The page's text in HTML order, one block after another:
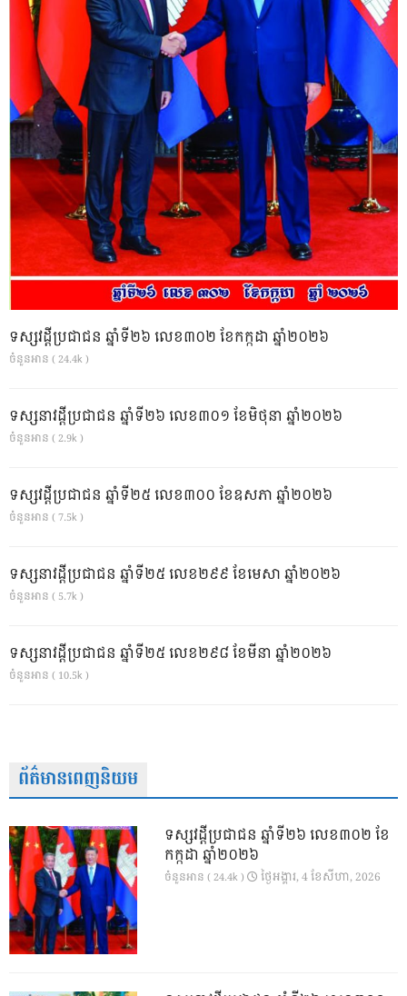
ទស្សវដ្តីប្រជាជន ឆ្នាំទី២៦ លេខ៣០២ ខែកក្កដា ឆ្នាំ២០២៦
ចំនួនអាន ( 24.4k )
ទស្សនាវដ្ដីប្រជាជន ឆ្នាំទី២៦ លេខ៣០១ ខែមិថុនា ឆ្នាំ២០២៦
ចំនួនអាន ( 2.9k )
ទស្សវដ្តីប្រជាជន ឆ្នាំទី២៥ លេខ៣០០ ខែឧសភា ឆ្នាំ២០២៦
ចំនួនអាន ( 7.5k )
ទស្សនាវដ្ដីប្រជាជន ឆ្នាំទី២៥ លេខ២៩៩ ខែមេសា ឆ្នាំ២០២៦
ចំនួនអាន ( 5.7k )
ទស្សនាវដ្ដីប្រជាជន ឆ្នាំទី២៥ លេខ២៩៨ ខែមីនា ឆ្នាំ២០២៦
ចំនួនអាន ( 10.5k )
ព័ត៌មានពេញនិយម
ទស្សវដ្តីប្រជាជន ឆ្នាំទី២៦ លេខ៣០២ ខែ
កក្កដា ឆ្នាំ២០២៦
ចំនួនអាន ( 24.4k ) ថ្ងៃ​អង្គារ, 4 ខែ​សីហា, 2026